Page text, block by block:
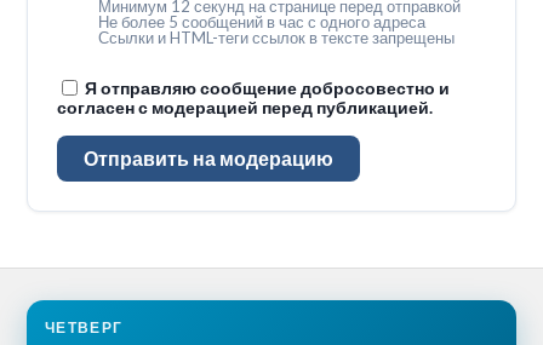
Минимум 12 секунд на странице перед отправкой
Не более 5 сообщений в час с одного адреса
Ссылки и HTML-теги ссылок в тексте запрещены
Я отправляю сообщение добросовестно и
согласен с модерацией перед публикацией.
Отправить на модерацию
ЧЕТВЕРГ